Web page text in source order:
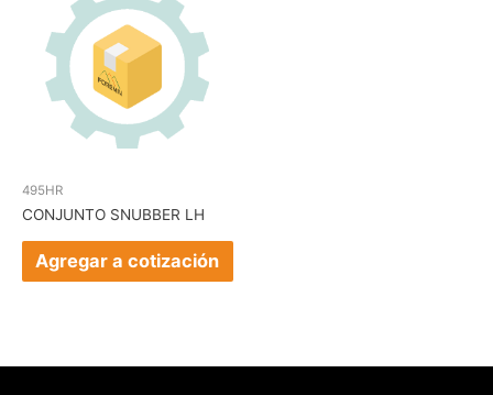
495HR
CONJUNTO SNUBBER LH
Agregar a cotización